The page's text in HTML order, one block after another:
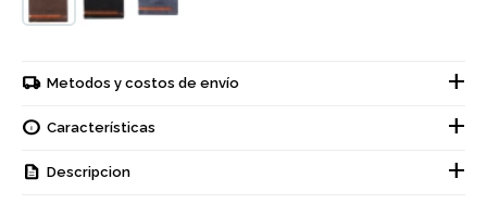
Metodos y costos de envío
Características
Descripcion